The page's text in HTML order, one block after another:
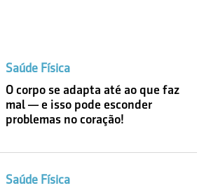
Saúde Física
O corpo se adapta até ao que faz
mal — e isso pode esconder
problemas no coração!
Saúde Física